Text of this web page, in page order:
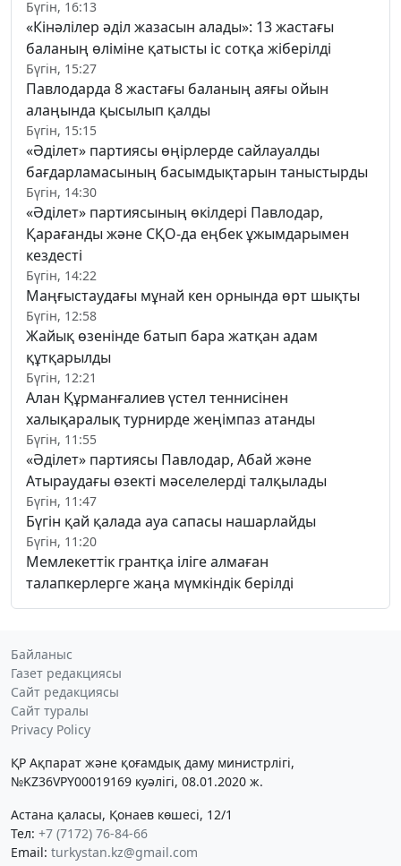
Бүгін, 16:13
«Кінәлілер әділ жазасын алады»: 13 жастағы
баланың өліміне қатысты іс сотқа жіберілді
Бүгін, 15:27
Павлодарда 8 жастағы баланың аяғы ойын
алаңында қысылып қалды
Бүгін, 15:15
«Әділет» партиясы өңірлерде сайлауалды
бағдарламасының басымдықтарын таныстырды
Бүгін, 14:30
«Әділет» партиясының өкілдері Павлодар,
Қарағанды және СҚО-да еңбек ұжымдарымен
кездесті
Бүгін, 14:22
Маңғыстаудағы мұнай кен орнында өрт шықты
Бүгін, 12:58
Жайық өзенінде батып бара жатқан адам
құтқарылды
Бүгін, 12:21
Алан Құрманғалиев үстел теннисінен
халықаралық турнирде жеңімпаз атанды
Бүгін, 11:55
«Әділет» партиясы Павлодар, Абай және
Атыраудағы өзекті мәселелерді талқылады
Бүгін, 11:47
Бүгін қай қалада ауа сапасы нашарлайды
Бүгін, 11:20
Мемлекеттік грантқа іліге алмаған
талапкерлерге жаңа мүмкіндік берілді
Байланыс
Газет редакциясы
Сайт редакциясы
Сайт туралы
Privacy Policy
ҚР Ақпарат және қоғамдық даму министрлігі,
№KZ36VPY00019169 куәлігі, 08.01.2020 ж.
Астана қаласы, Қонаев көшесі, 12/1
Тел: +7 (7172) 76-84-66
Email: turkystan.kz@gmail.com